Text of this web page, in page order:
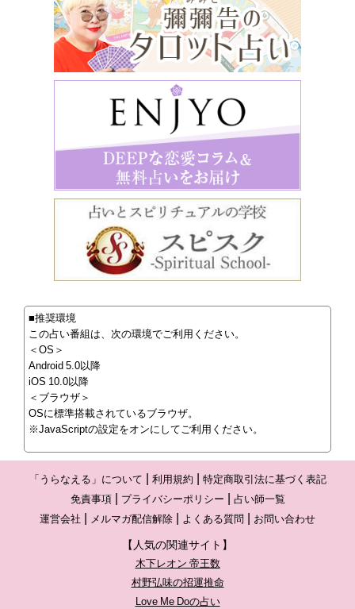
■推奨環境
この占い番組は、次の環境でご利用ください。
＜OS＞
Android 5.0以降
iOS 10.0以降
＜ブラウザ＞
OSに標準搭載されているブラウザ。
※JavaScriptの設定をオンにしてご利用ください。
「うらなえる」について 利用規約
特定商取引法に基づく表記
免責事項
プライバシーポリシー
占い師一覧
運営会社
メルマガ配信解除 よくある質問 お問い合わせ
【人気の関連サイト】
木下レオン 帝王数
村野弘味の招運推命
Love Me Doの占い